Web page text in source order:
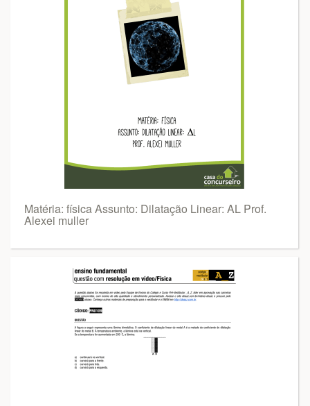
Matéria: física Assunto: Dilatação Linear: AL Prof.
Alexei muller